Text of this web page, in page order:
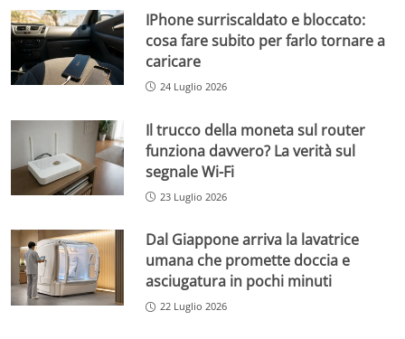
IPhone surriscaldato e bloccato:
cosa fare subito per farlo tornare a
caricare
24 Luglio 2026
Il trucco della moneta sul router
funziona davvero? La verità sul
segnale Wi-Fi
23 Luglio 2026
Dal Giappone arriva la lavatrice
umana che promette doccia e
asciugatura in pochi minuti
22 Luglio 2026